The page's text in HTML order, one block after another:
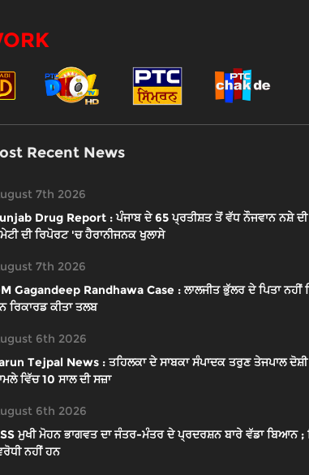
Recent News
7th 2026
Drug Report : ਪੰਜਾਬ ਦੇ 65 ਪ੍ਰਤੀਸ਼ਤ ਤੋਂ ਵੱਧ ਨੌਜਵਾਨ ਨਸ਼ੇ ਦੀ
ਦੀ ਰਿਪੋਰਟ 'ਚ ਹੈਰਾਨੀਜਨਕ ਖੁਲਾਸੇ
7th 2026
Gagandeep Randhawa Case : ਲਾਲਜੀਤ ਭੁੱਲਰ ਦੇ ਪਿਤਾ ਨਹੀਂ
ਰਿਕਾਰਡ ਕੀਤਾ ਤਲਬ
6th 2026
Tejpal News : ਤਹਿਲਕਾ ਦੇ ਸਾਬਕਾ ਸੰਪਾਦਕ ਤਰੁਣ ਤੇਜਪਾਲ
ਵਿੱਚ 10 ਸਾਲ ਦੀ ਸਜ਼ਾ
6th 2026
ਮੁਖੀ ਮੋਹਨ ਭਾਗਵਤ ਦਾ ਜੰਤਰ-ਮੰਤਰ ਦੇ ਪ੍ਰਦਰਸ਼ਨ ਬਾਰੇ ਵੱਡਾ ਬਿਆਨ
ਨਹੀਂ ਹਨ